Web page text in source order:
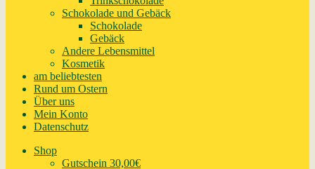
Schokolade und Gebäck
Schokolade
Gebäck
Andere Lebensmittel
Kosmetik
am beliebtesten
Rund um Ostern
Über uns
Mein Konto
Datenschutz
Shop
Gutschein 30,00€